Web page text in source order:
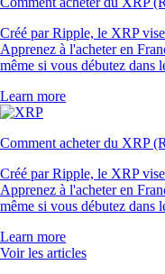
Créé par Ripple, le XRP
Apprenez à l'acheter en
même si vous débutez dans
Learn more
Comment acheter du XRP
Créé par Ripple, le XRP
Apprenez à l'acheter en
même si vous débutez dans
Learn more
Voir les articles